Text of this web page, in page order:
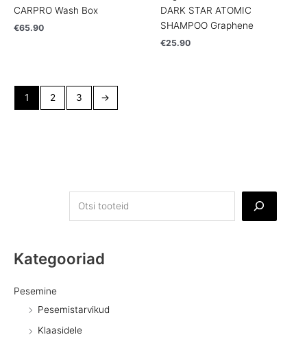
Kategooriad
Pesemine
Pesemistarvikud
Klaasidele
CARPRO Wash Box
€65.90
DARK STAR ATOMIC
SHAMPOO Graphene
€25.90
1 2 3 →